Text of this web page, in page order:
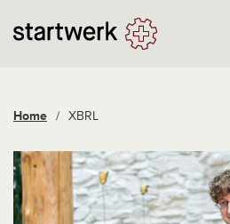
Home / XBRL